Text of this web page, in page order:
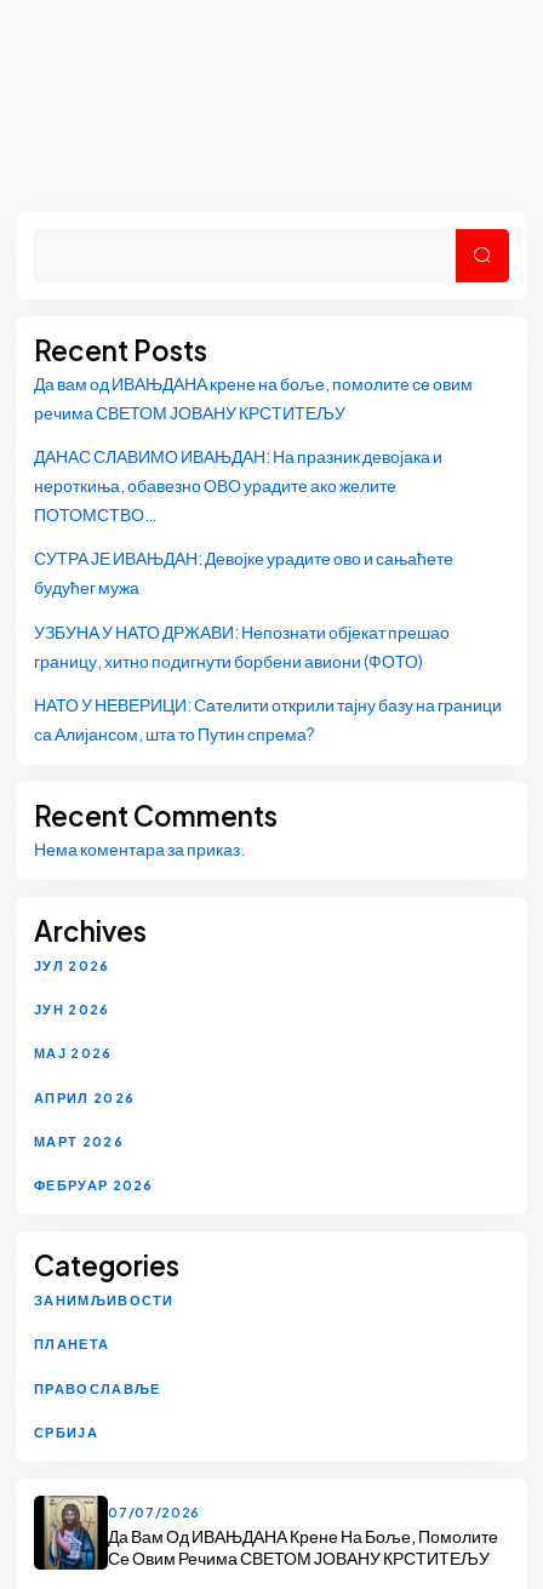
Recent Posts
Да вам од ИВАЊДАНА крене на боље, помолите се овим
речима СВЕТОМ ЈОВАНУ КРСТИТЕЉУ
ДАНАС СЛАВИМО ИВАЊДАН: На празник девојака и
нероткиња, обавезно ОВО урадите ако желите
ПОТОМСТВО…
СУТРА ЈЕ ИВАЊДАН: Девојке урадите ово и сањаћете
будућег мужа
УЗБУНА У НАТО ДРЖАВИ: Непознати објекат прешао
границу, хитно подигнути борбени авиони (ФОТО)
НАТО У НЕВЕРИЦИ: Сателити открили тајну базу на граници
са Алијансом, шта то Путин спрема?
Recent Comments
Нема коментара за приказ.
Archives
ЈУЛ 2026
ЈУН 2026
МАЈ 2026
АПРИЛ 2026
МАРТ 2026
ФЕБРУАР 2026
Categories
ЗАНИМЉИВОСТИ
ПЛАНЕТА
ПРАВОСЛАВЉЕ
СРБИЈА
07/07/2026
Да Вам Од ИВАЊДАНА Крене На Боље, Помолите
Се Овим Речима СВЕТОМ ЈОВАНУ КРСТИТЕЉУ